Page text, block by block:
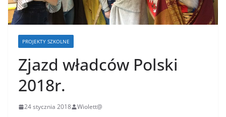
PROJEKTY SZKOLNE
Zjazd władców Polski
2018r.
24 stycznia 2018 Wiolett@